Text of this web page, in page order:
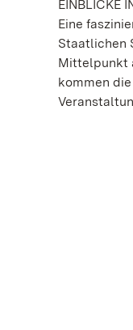
EINBLICKE
Eine
Staatlichen
Mittelpunkt
kommen